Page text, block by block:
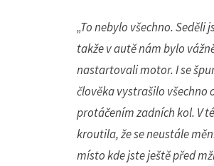
„To nebylo všechno.
takže v autě nám bylo
nastartovali motor. I se
člověka vystrašilo
protáčením zadních kol. V
kroutila, že se neustále
místo kde jste ještě před
Přihlášením
Nemusíte pak
článek, nebo